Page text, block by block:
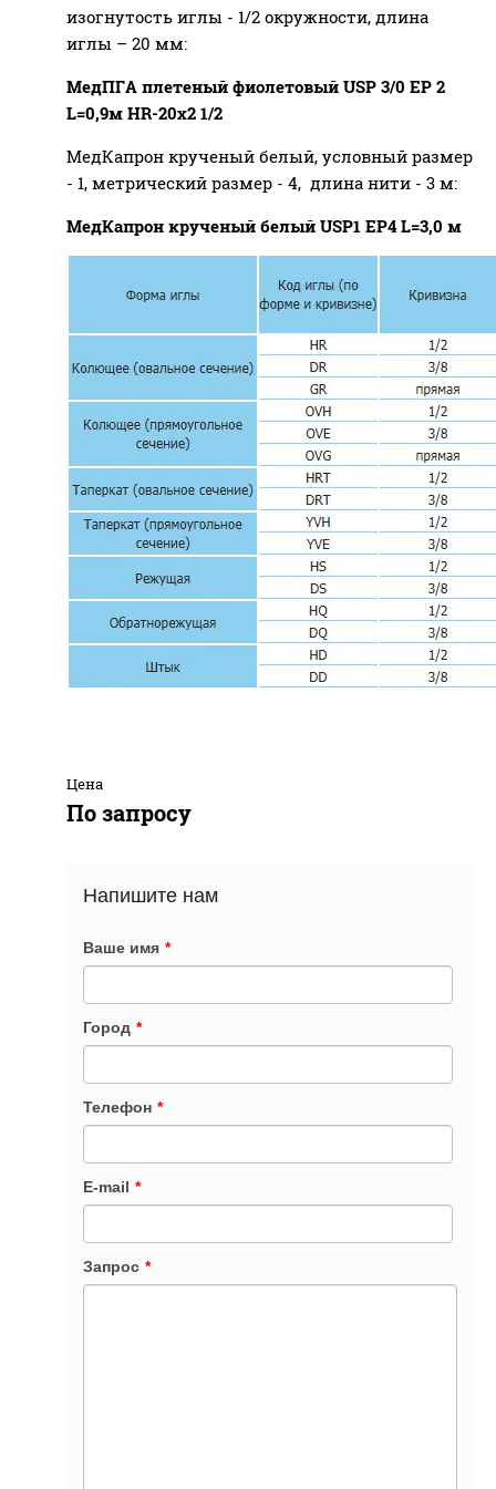
изогнутость иглы - 1/2 окружности, длина
иглы – 20 мм:
МедПГА плетеный фиолетовый USP 3/0 EP 2
L=0,9м HR-20х2 1/2
МедКапрон крученый белый, условный размер
- 1, метрический размер - 4, длина нити - 3 м:
МедКапрон крученый белый USP1 EP4 L=3,0 м
Цена
По запросу
Напишите нам
Ваше имя *
Город *
Телефон *
E-mail *
Запрос *